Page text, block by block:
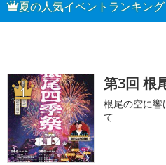
夏の人気イベントランキング
1 第3回 根
根尾の空に響
て